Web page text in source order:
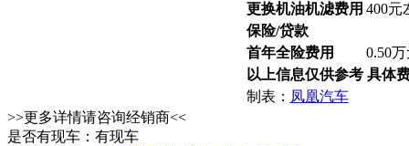
更换机油机滤费用 400元
保险/贷款
首年全险费用
0.50
以上信息仅供参考 具体
制表： 凤凰汽车
>>更多详情请咨询经销商<<
是否有现车：有现车